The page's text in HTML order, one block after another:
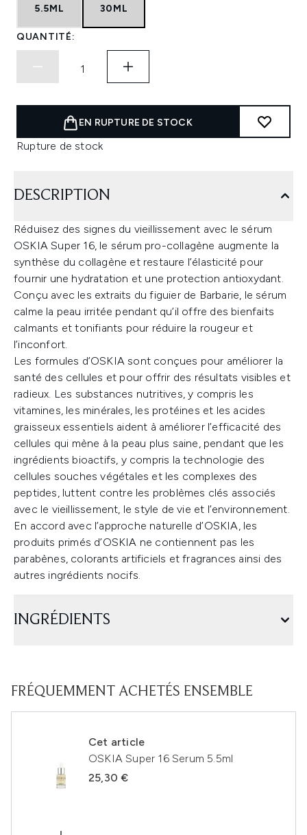
5.5ML 30ML
QUANTITÉ:
EN RUPTURE DE STOCK
Rupture de stock
DESCRIPTION
Réduisez des signes du vieillissement avec le sérum
OSKIA Super 16, le sérum pro-collagène augmente la
synthèse du collagène et restaure l’élasticité pour
fournir une hydratation et une protection antioxydant.
Conçu avec les extraits du figuier de Barbarie, le sérum
calme la peau irritée pendant qu’il offre des bienfaits
calmants et tonifiants pour réduire la rougeur et
l’inconfort.
Les formules d’OSKIA sont conçues pour améliorer la
santé des cellules et pour offrir des résultats visibles et
radieux. Les substances nutritives, y compris les
vitamines, les minérales, les protéines et les acides
graisseux essentiels aident à améliorer l’efficacité des
cellules qui mène à la peau plus saine, pendant que les
ingrédients bioactifs, y compris la technologie des
cellules souches végétales et les complexes des
peptides, luttent contre les problèmes clés associés
avec le vieillissement, le style de vie et l’environnement.
En accord avec l’approche naturelle d’OSKIA, les
produits primés d’OSKIA ne contiennent pas les
parabènes, colorants artificiels et fragrances ainsi des
autres ingrédients nocifs.
INGRÉDIENTS
FRÉQUEMMENT ACHETÉS ENSEMBLE
Cet article
OSKIA Super 16 Serum 5.5ml
25,30 €